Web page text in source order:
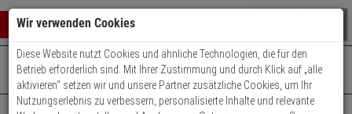
0 ARTIKEL IM WARENKORB
Ihr Warenkorb ist momentan leer.
Ergebnisse ()
Fertig
+49 (0)821 899 493-0Mo. - Do.: 8:00 - 16:30 | Fr.: 8:00 - 14:00 Uhr
Kontaktservice nutzen
Wir verwenden Cookies
Diese Website nutzt Cookies und ähnliche Technologien, die für den
Betrieb erforderlich sind. Mit Ihrer Zustimmung und durch Klick auf „alle
aktivieren“ setzen wir und unsere Partner zusätzliche Cookies, um Ihr
Nutzungserlebnis zu verbessern, personalisierte Inhalte und relevante